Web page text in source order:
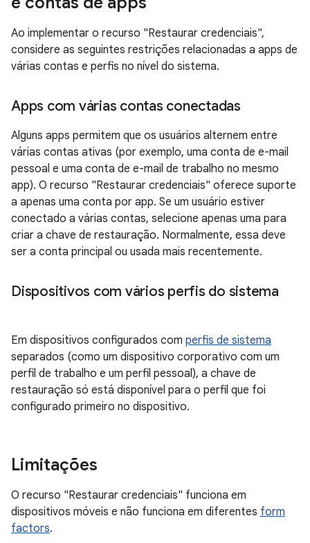
Ao implementar o recurso "Restaurar credenciais",
considere as seguintes restrições relacionadas a apps de
várias contas e perfis no nível do sistema.
Apps com várias contas conectadas
Alguns apps permitem que os usuários alternem entre
várias contas ativas (por exemplo, uma conta de e-mail
pessoal e uma conta de e-mail de trabalho no mesmo
app). O recurso "Restaurar credenciais" oferece suporte
a apenas uma conta por app. Se um usuário estiver
conectado a várias contas, selecione apenas uma para
criar a chave de restauração. Normalmente, essa deve
ser a conta principal ou usada mais recentemente.
Dispositivos com vários perfis do sistema
Em dispositivos configurados com perfis de sistema
separados (como um dispositivo corporativo com um
perfil de trabalho e um perfil pessoal), a chave de
restauração só está disponível para o perfil que foi
configurado primeiro no dispositivo.
Limitações
O recurso "Restaurar credenciais" funciona em
dispositivos móveis e não funciona em diferentes form
factors.